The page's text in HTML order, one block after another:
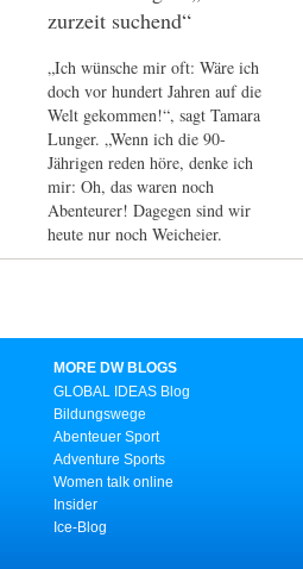
zurzeit suchend“
„Ich wünsche mir oft: Wäre ich
doch vor hundert Jahren auf die
Welt gekommen!“, sagt Tamara
Lunger. „Wenn ich die 90-
Jährigen reden höre, denke ich
mir: Oh, das waren noch
Abenteurer! Dagegen sind wir
heute nur noch Weicheier.
MORE DW BLOGS
GLOBAL IDEAS Blog
Bildungswege
Abenteuer Sport
Adventure Sports
Women talk online
Insider
Ice-Blog